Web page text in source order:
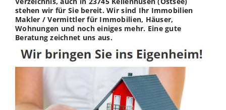
stehen wir für Sie bereit. Wir sind Ihr Immobilien
Makler / Vermittler für Immobilien, Häuser,
Wohnungen und noch einiges mehr. Eine gute
Beratung zeichnet uns aus.